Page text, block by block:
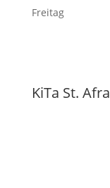
Freitag
KiTa St. Afra